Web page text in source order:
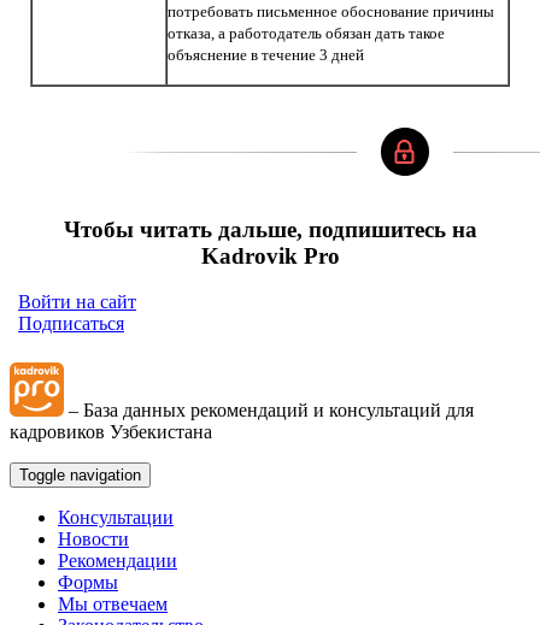
потребовать письменное обоснование причины
отказа, а работодатель обязан дать такое
объяснение в течение 3 дней
Чтобы читать дальше, подпишитесь на
Kadrovik Pro
Войти на сайт
Подписаться
– База данных рекомендаций и консультаций для
кадровиков Узбекистана
Toggle navigation
Консультации
Новости
Рекомендации
Формы
Мы отвечаем